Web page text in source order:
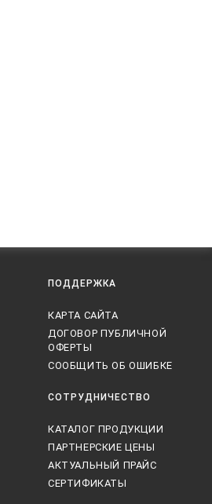
ПОДДЕРЖКА
КАРТА САЙТА
ДОГОВОР ПУБЛИЧНОЙ
ОФЕРТЫ
СООБЩИТЬ ОБ ОШИБКЕ
СОТРУДНИЧЕСТВО
КАТАЛОГ ПРОДУКЦИИ
ПАРТНЕРСКИЕ ЦЕНЫ
АКТУАЛЬНЫЙ ПРАЙС
СЕРТИФИКАТЫ